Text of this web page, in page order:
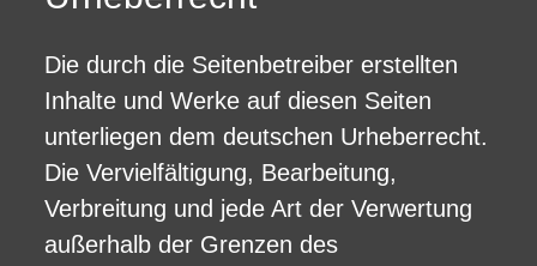
Die durch die Seitenbetreiber erstellten
Inhalte und Werke auf diesen Seiten
unterliegen dem deutschen Urheberrecht.
Die Vervielfältigung, Bearbeitung,
Verbreitung und jede Art der Verwertung
außerhalb der Grenzen des